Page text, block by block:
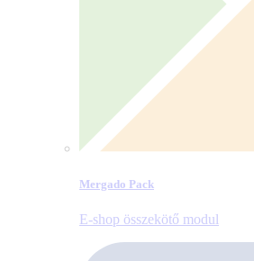
Mergado Pack
E‑shop összekötő modul